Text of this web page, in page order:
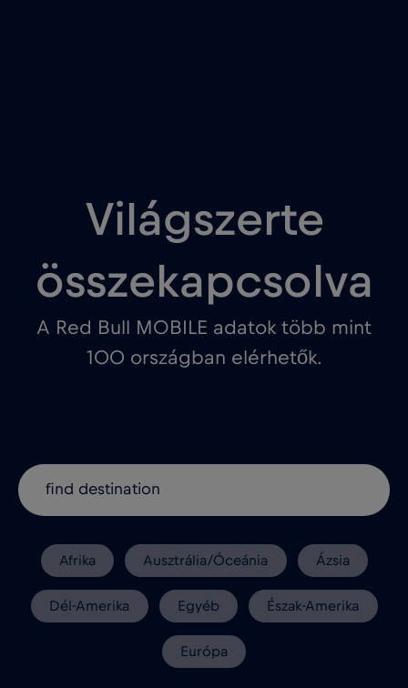
Világszerte
összekapcsolva
A Red Bull MOBILE adatok több mint
100 országban elérhetők.
Afrika Ausztrália/Óceánia Ázsia
Dél-Amerika Egyéb Észak-Amerika
Európa